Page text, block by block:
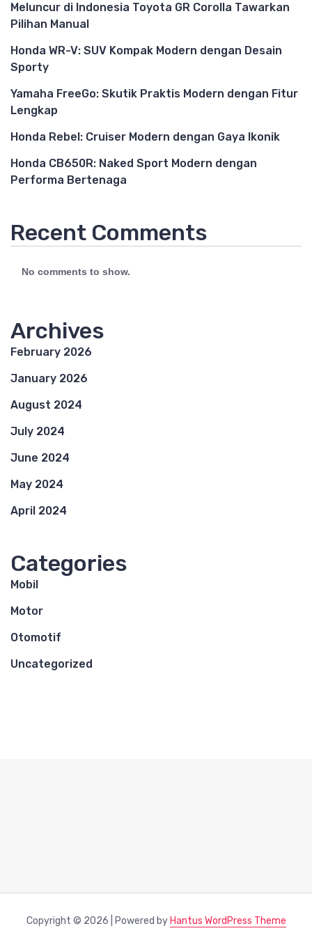
Meluncur di Indonesia Toyota GR Corolla Tawarkan
Pilihan Manual
Honda WR-V: SUV Kompak Modern dengan Desain
Sporty
Yamaha FreeGo: Skutik Praktis Modern dengan Fitur
Lengkap
Honda Rebel: Cruiser Modern dengan Gaya Ikonik
Honda CB650R: Naked Sport Modern dengan
Performa Bertenaga
Recent Comments
No comments to show.
Archives
February 2026
January 2026
August 2024
July 2024
June 2024
May 2024
April 2024
Categories
Mobil
Motor
Otomotif
Uncategorized
Copyright © 2026 | Powered by Hantus WordPress Theme